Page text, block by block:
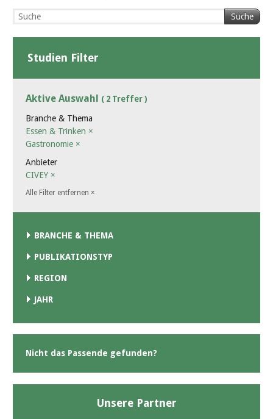
Suche
Studien Filter
Aktive Auswahl ( 2 Treffer )
Branche & Thema
Essen & Trinken ×
Gastronomie ×
Anbieter
CIVEY ×
Alle Filter entfernen ×
BRANCHE & THEMA
PUBLIKATIONSTYP
REGION
JAHR
Nicht das Passende gefunden?
Unsere Partner